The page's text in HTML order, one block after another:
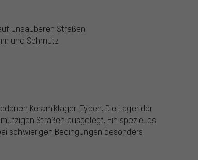
unsauberen Straßen
und Schmutz
Keramiklager-Typen. Die Lager der
Straßen ausgelegt. Ein spezielles
schwierigen Bedingungen besonders